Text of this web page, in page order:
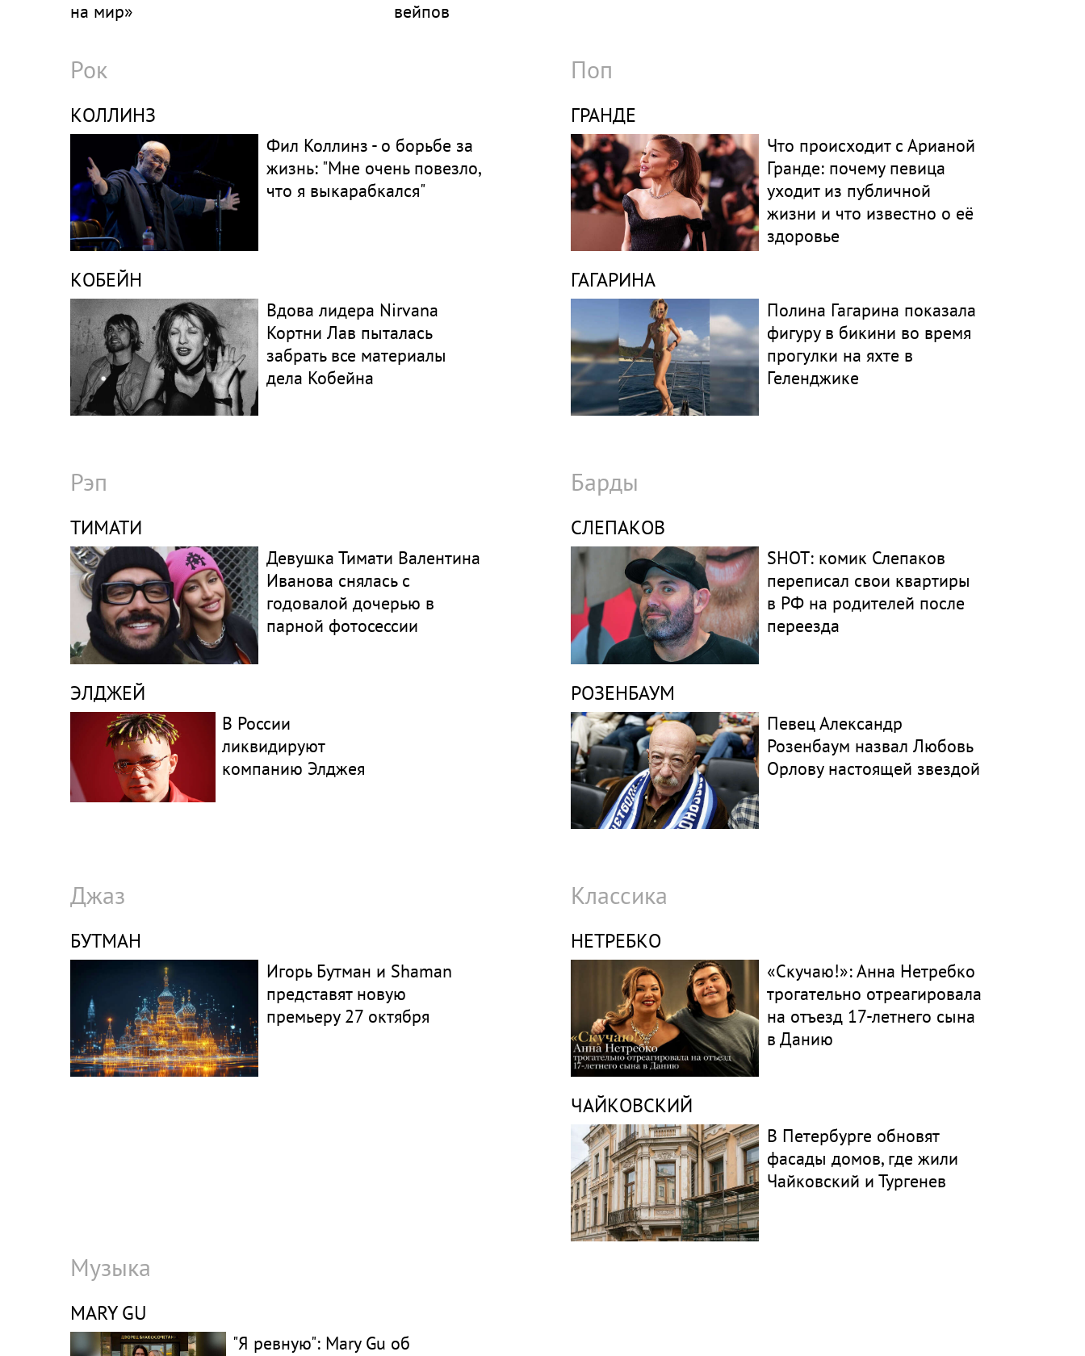
на мир»
вейпов
Рок
КОЛЛИНЗ
Фил Коллинз - о борьбе за
жизнь: "Мне очень повезло,
что я выкарабкался"
КОБЕЙН
Вдова лидера Nirvana
Кортни Лав пыталась
забрать все материалы
дела Кобейна
Поп
ГРАНДЕ
Что происходит с Арианой
Гранде: почему певица
уходит из публичной
жизни и что известно о её
здоровье
ГАГАРИНА
Полина Гагарина показала
фигуру в бикини во время
прогулки на яхте в
Геленджике
Рэп
ТИМАТИ
Девушка Тимати Валентина
Иванова снялась с
годовалой дочерью в
парной фотосессии
ЭЛДЖЕЙ
В России
ликвидируют
компанию Элджея
Барды
СЛЕПАКОВ
SHOT: комик Слепаков
переписал свои квартиры
в РФ на родителей после
переезда
РОЗЕНБАУМ
Певец Александр
Розенбаум назвал Любовь
Орлову настоящей звездой
Джаз
БУТМАН
Игорь Бутман и Shaman
представят новую
премьеру 27 октября
Классика
НЕТРЕБКО
«Скучаю!»: Анна Нетребко
трогательно отреагировала
на отъезд 17-летнего сына
в Данию
ЧАЙКОВСКИЙ
В Петербурге обновят
фасады домов, где жили
Чайковский и Тургенев
Музыка
MARY GU
"Я ревную": Mary Gu об